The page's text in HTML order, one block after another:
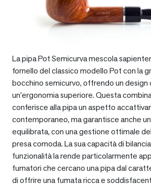
La pipa Pot Semicurva mescola
fornello del classico modello Pot con la
bocchino semicurvo, offrendo un design
un’ergonomia superiore. Questa
conferisce alla pipa un aspetto
contemporaneo, ma garantisce anche
equilibrata, con una gestione ottimale
presa comoda. La sua capacità di
funzionalità la rende particolarmente
fumatori che cercano una pipa dal
di offrire una fumata ricca e